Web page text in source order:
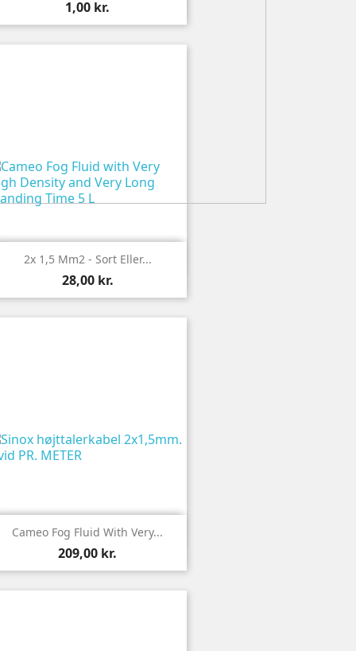
1,00 kr.
 Vis
2x 1,5 Mm2 - Sort Eller...
28,00 kr.
 Vis
Cameo Fog Fluid With Very...
209,00 kr.